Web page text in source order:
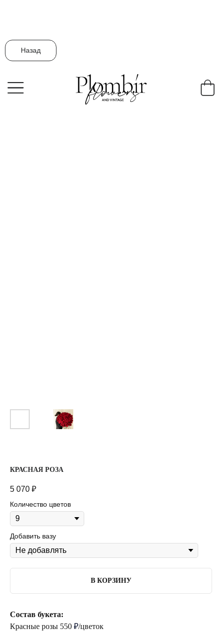
Назад
КРАСНАЯ РОЗА
5 070 ₽
Количество цветов
Добавить вазу
В КОРЗИНУ
Состав букета:
Красные розы 550 ₽/цветок